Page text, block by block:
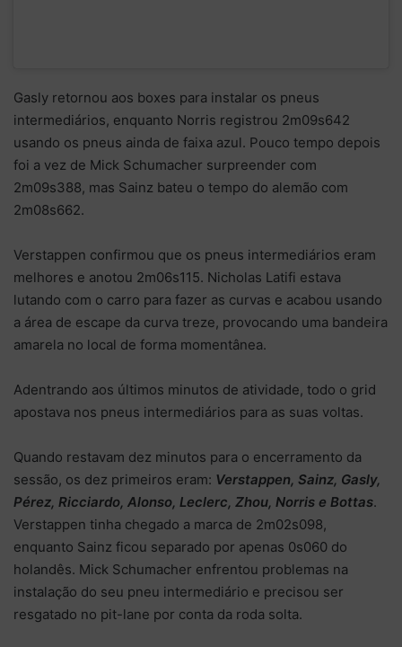
Gasly retornou aos boxes para instalar os pneus
intermediários, enquanto Norris registrou 2m09s642
usando os pneus ainda de faixa azul. Pouco tempo depois
foi a vez de Mick Schumacher surpreender com
2m09s388, mas Sainz bateu o tempo do alemão com
2m08s662.
Verstappen confirmou que os pneus intermediários eram
melhores e anotou 2m06s115. Nicholas Latifi estava
lutando com o carro para fazer as curvas e acabou usando
a área de escape da curva treze, provocando uma bandeira
amarela no local de forma momentânea.
Adentrando aos últimos minutos de atividade, todo o grid
apostava nos pneus intermediários para as suas voltas.
Quando restavam dez minutos para o encerramento da
sessão, os dez primeiros eram: Verstappen, Sainz, Gasly,
Pérez, Ricciardo, Alonso, Leclerc, Zhou, Norris e Bottas.
Verstappen tinha chegado a marca de 2m02s098,
enquanto Sainz ficou separado por apenas 0s060 do
holandês. Mick Schumacher enfrentou problemas na
instalação do seu pneu intermediário e precisou ser
resgatado no pit-lane por conta da roda solta.